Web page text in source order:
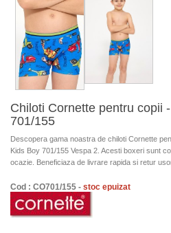
Chiloti Cornette pentru copii
701/155
Descopera gama noastra de chiloti Cornette
Kids Boy 701/155 Vespa 2. Acesti boxeri sunt
ocazie. Beneficiaza de livrare rapida si retur
Cod : CO701/155 - stoc epuizat